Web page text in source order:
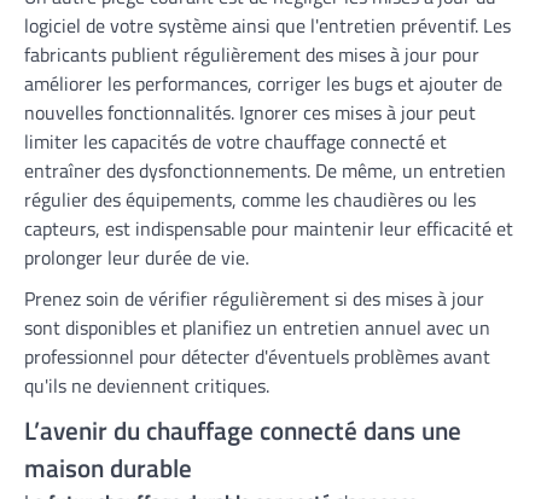
logiciel de votre système ainsi que l'entretien préventif. Les
fabricants publient régulièrement des mises à jour pour
améliorer les performances, corriger les bugs et ajouter de
nouvelles fonctionnalités. Ignorer ces mises à jour peut
limiter les capacités de votre chauffage connecté et
entraîner des dysfonctionnements. De même, un entretien
régulier des équipements, comme les chaudières ou les
capteurs, est indispensable pour maintenir leur efficacité et
prolonger leur durée de vie.
Prenez soin de vérifier régulièrement si des mises à jour
sont disponibles et planifiez un entretien annuel avec un
professionnel pour détecter d'éventuels problèmes avant
qu'ils ne deviennent critiques.
L’avenir du chauffage connecté dans une
maison durable